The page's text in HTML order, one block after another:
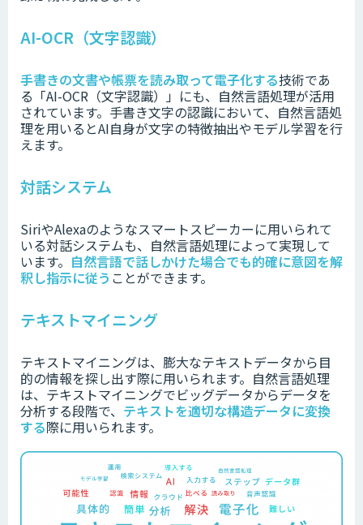
AI-OCR（文字認識）
手書きの文書や帳票を読み取って電子化する技術であ
る「AI-OCR（文字認識）」にも、自然言語処理が活用
されています。 手書き文字の認識において、自然言語処
理を用いるとAI自身が文字の特徴抽出やモデル学習を行
えます。
対話システム
SiriやAlexaのようなスマートスピーカーに用いられて
いる対話システムも、自然言語処理によって実現して
います。 自然言語で話しかけた場合でも的確に意図を解
釈し指示に従う ことができます。
テキストマイニング
テキストマイニングは、膨大なテキストデータから目
的の情報を探し出す際に用いられます。自然言語処理
は、テキストマイニングでビッグデータからデータを
分析する段階で、 テキストを適切な構造データに変換
する際に用いられます。